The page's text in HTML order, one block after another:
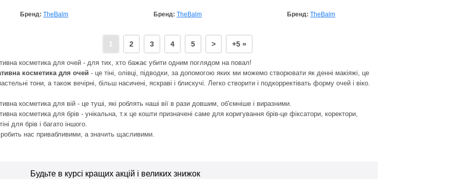
Бренд: TheBalm Бренд: TheBalm Бренд: TheBalm
1 2 3 4 5 > +5 »
косметика для очей - для тих, хто бажає убити одним поглядом на повал!
косметика для очей - це тіні, олівці, підводки, за допомогою яких ми можемо створювати як денні макіяжі, це
тони, а також вечірні, більш насичені, яскраві і блискучі. Легко створити і подкорректівать форму очей і віко.
косметика для вій - це туші, які роблять наші вії в рази довшим, об'ємніше і виразними.
косметика для брів - унікальна, т.к це кошти призначені саме для коригування брів-це фіксатори, коректори,
для брів і багато іншого.
нас привабливими, а значить щасливими.
Будьте в курсі кращих акцій і великих знижок